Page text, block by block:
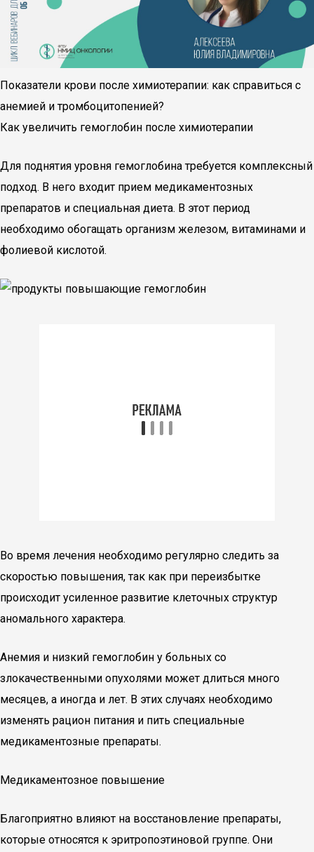
Показатели крови после химиотерапии: как справиться с
анемией и тромбоцитопенией?
Как увеличить гемоглобин после химиотерапии
Для поднятия уровня гемоглобина требуется комплексный
подход. В него входит прием медикаментозных
препаратов и специальная диета. В этот период
необходимо обогащать организм железом, витаминами и
фолиевой кислотой.
Во время лечения необходимо регулярно следить за
скоростью повышения, так как при переизбытке
происходит усиленное развитие клеточных структур
аномального характера.
Анемия и низкий гемоглобин у больных со
злокачественными опухолями может длиться много
месяцев, а иногда и лет. В этих случаях необходимо
изменять рацион питания и пить специальные
медикаментозные препараты.
Медикаментозное повышение
Благоприятно влияют на восстановление препараты,
которые относятся к эритропоэтиновой группе. Они